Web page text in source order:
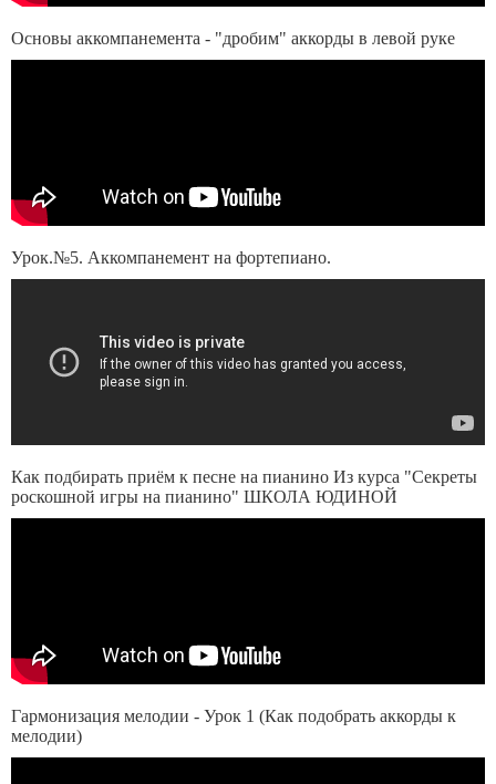
Основы аккомпанемента - "дробим" аккорды в левой руке
Урок.№5. Аккомпанемент на фортепиано.
Как подбирать приём к песне на пианино Из курса "Секреты
роскошной игры на пианино" ШКОЛА ЮДИНОЙ
Гармонизация мелодии - Урок 1 (Как подобрать аккорды к
мелодии)